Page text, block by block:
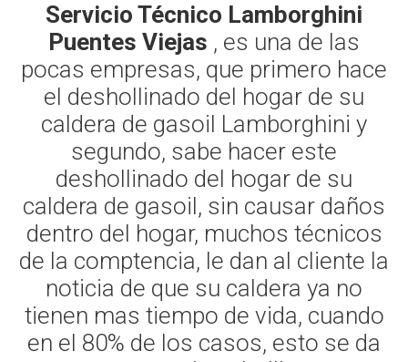
Servicio Técnico Lamborghini
Puentes Viejas , es una de las
pocas empresas, que primero hace
el deshollinado del hogar de su
caldera de gasoil Lamborghini y
segundo, sabe hacer este
deshollinado del hogar de su
caldera de gasoil, sin causar daños
dentro del hogar, muchos técnicos
de la comptencia, le dan al cliente la
noticia de que su caldera ya no
tienen mas tiempo de vida, cuando
en el 80% de los casos, esto se da